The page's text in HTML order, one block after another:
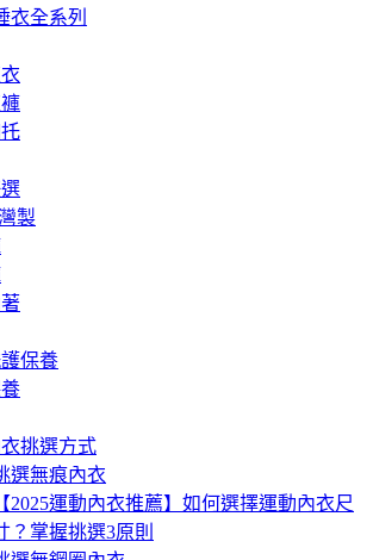
衣全系列
製
保養
挑選方式
選無痕內衣
【2025運動內衣推薦】如何選擇運動內衣尺
？掌握挑選3原則